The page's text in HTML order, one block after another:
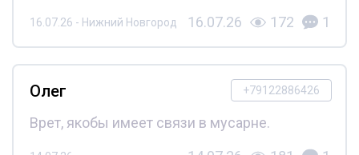
16.07.26 - Нижний Новгород 16.07.26 172 1
+79122886426
Олег
Врет, якобы имеет связи в мусарне.